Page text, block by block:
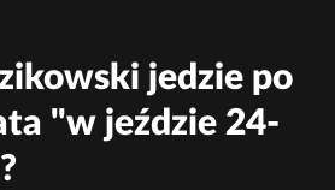
jedzie po
"w jeździe 24-